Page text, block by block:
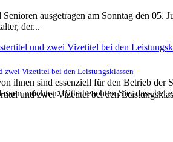
ausgetragen am Sonntag den
der...
zwei Vizetitel bei den Leistungsklassen
und zwei Vizetitel bei den
ihnen sind essenziell für den Betrieb
möchten. Bitte beachten Sie, dass